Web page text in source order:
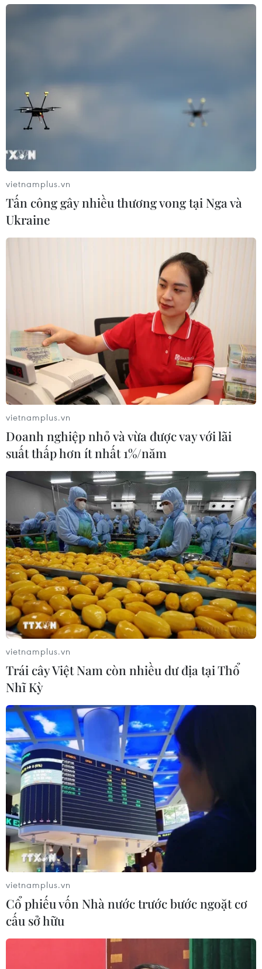
Trong 3 năm gần đây (từ năm 2016-2018), ước tính
doanh thu của các doanh nghiệp đoạt Giải thưởng Chất
lượng quốc gia là hơn 500.000 tỷ đồng với lợi nhuận
vietnamplus.vn
Tấn công gây nhiều thương vong tại Nga và
Ukraine
vietnamplus.vn
Doanh nghiệp nhỏ và vừa được vay với lãi
suất thấp hơn ít nhất 1%/năm
vietnamplus.vn
Trái cây Việt Nam còn nhiều dư địa tại Thổ
Nhĩ Kỳ
vietnamplus.vn
Cổ phiếu vốn Nhà nước trước bước ngoặt cơ
cấu sở hữu